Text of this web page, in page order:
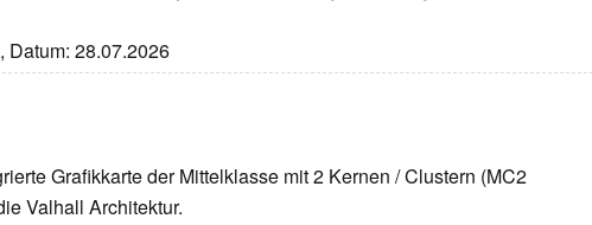
Datum: 28.07.2026
Grafikkarte der Mittelklasse mit 2 Kernen / Clustern (MC2
Valhall Architektur.